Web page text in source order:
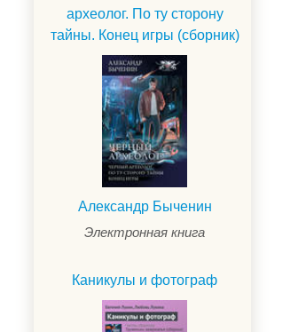
археолог. По ту сторону
тайны. Конец игры (сборник)
Александр Быченин
Электронная книга
Каникулы и фотограф